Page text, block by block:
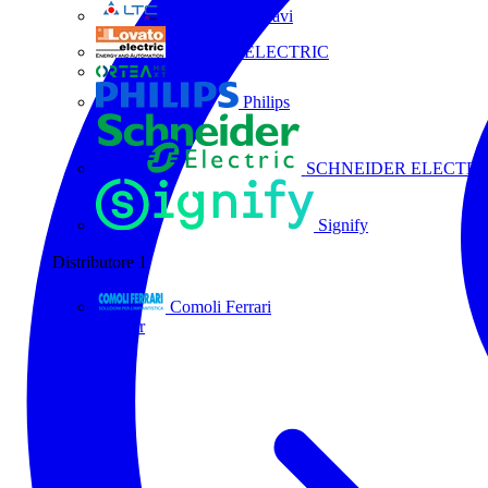
La Triveneta Cavi
LOVATO ELECTRIC
Philips
SCHNEIDER
Signify
Distributore 1
Comoli Ferrari
Tutti i partner